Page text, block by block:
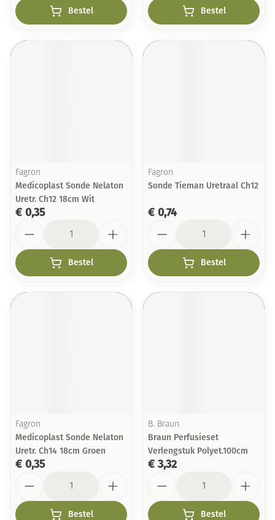
Bestel Bestel
Fagron
Medicoplast Sonde Nelaton
Uretr. Ch12 18cm Wit
€ 0,35
Bestel
Fagron
Sonde Tieman Uretraal Ch12
€ 0,74
Bestel
Fagron
Medicoplast Sonde Nelaton
Uretr. Ch14 18cm Groen
€ 0,35
Bestel
B. Braun
Braun Perfusieset
Verlengstuk Polyet.100cm
€ 3,32
Bestel